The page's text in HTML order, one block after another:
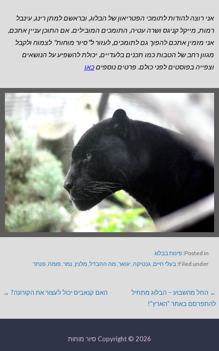
אני רוצה להודות לתומכי הפטריאון של הבלוג, ובראשם למתן רינג, עינבל
רמות, מייקל קניגס ושרה עטיה, התומכים המובילים.אם התוכן עניין אתכם,
אני מזמין אתכם להפוך גם לתומכים, לעזור ל"סיור מוחות" לצמוח ולקבל
מגוון רחב של הטבות כמו תכנים בלעדיים, יכולת להשפיע על הנושאים
וצפייה בפוסטים לפני כולם. פרטים נוספיםכאן
Posted in: פינות בבלוג
Filed under: בעלי חיים,גנטיקה, יגואר,מה ההבדל,מלנין, נמר,פומה,פנתר
← החל מהשבוע – הבלוג מתחיל
להתפרסם באתר "הארץ"!
האם קנאביס יכול לעצור את הקורונה? →
Copyright © 2026 סיור מוחות